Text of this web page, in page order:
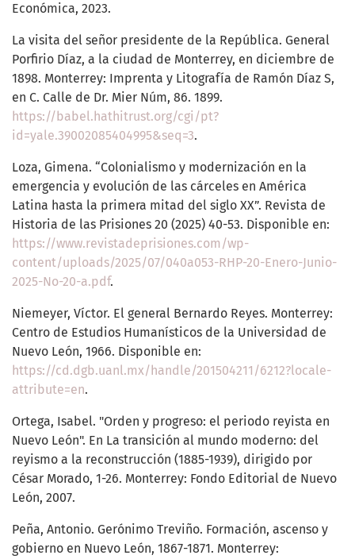
Económica, 2023.
La visita del señor presidente de la República. General
Porfirio Díaz, a la ciudad de Monterrey, en diciembre de
1898. Monterrey: Imprenta y Litografía de Ramón Díaz S,
en C. Calle de Dr. Mier Núm, 86. 1899.
https://babel.hathitrust.org/cgi/pt?
id=yale.39002085404995&seq=3.
Loza, Gimena. “Colonialismo y modernización en la
emergencia y evolución de las cárceles en América
Latina hasta la primera mitad del siglo XX”. Revista de
Historia de las Prisiones 20 (2025) 40-53. Disponible en:
https://www.revistadeprisiones.com/wp-
content/uploads/2025/07/040a053-RHP-20-Enero-Junio-
2025-No-20-a.pdf.
Niemeyer, Víctor. El general Bernardo Reyes. Monterrey:
Centro de Estudios Humanísticos de la Universidad de
Nuevo León, 1966. Disponible en:
https://cd.dgb.uanl.mx/handle/201504211/6212?locale-
attribute=en.
Ortega, Isabel. "Orden y progreso: el periodo reyista en
Nuevo León". En La transición al mundo moderno: del
reyismo a la reconstrucción (1885-1939), dirigido por
César Morado, 1-26. Monterrey: Fondo Editorial de Nuevo
León, 2007.
Peña, Antonio. Gerónimo Treviño. Formación, ascenso y
gobierno en Nuevo León, 1867-1871. Monterrey: